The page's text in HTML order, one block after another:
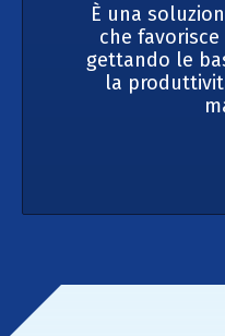
È una
che
gettando le
la